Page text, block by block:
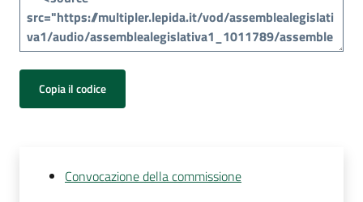
cittadini
Copia il codice
Convocazione della commissione